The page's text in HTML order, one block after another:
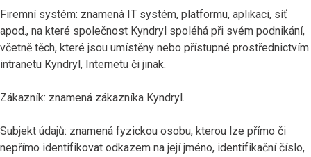
Firemní systém: znamená IT systém, platformu, aplikaci, síť
apod., na které společnost Kyndryl spoléhá při svém podnikání,
včetně těch, které jsou umístěny nebo přístupné prostřednictvím
intranetu Kyndryl, Internetu či jinak.
Zákazník: znamená zákazníka Kyndryl.
Subjekt údajů: znamená fyzickou osobu, kterou lze přímo či
nepřímo identifikovat odkazem na její jméno, identifikační číslo,